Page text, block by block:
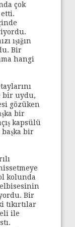
çok
etti.
ışığın
Bir
hangi
bir uydu,
gözüken
bir
kapsülü
bir
kolunda
Bir
tıkırtılar
ile